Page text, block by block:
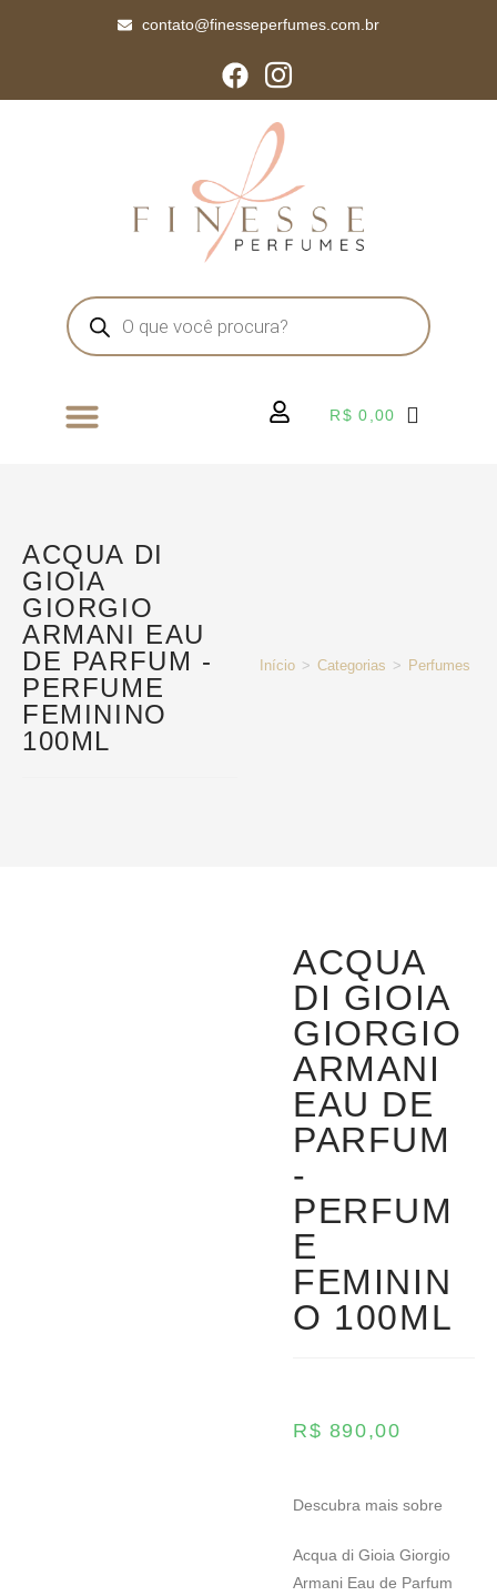
contato@finesseperfumes.com.br
R$ 0,00
ACQUA DI
GIOIA
GIORGIO
ARMANI EAU
DE PARFUM -
PERFUME
FEMININO
100ML
Início > Categorias > Perfumes e
ACQUA
DI GIOIA
GIORGIO
ARMANI
EAU DE
PARFUM
-
PERFUM
E
FEMININ
O 100ML
R$ 890,00
Descubra mais sobre
Acqua di Gioia Giorgio
Armani Eau de Parfum